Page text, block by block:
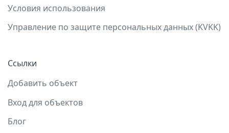
Условия использования
Управление по защите персональных данных (KVKK)
Ссылки
Добавить объект
Вход для объектов
Блог